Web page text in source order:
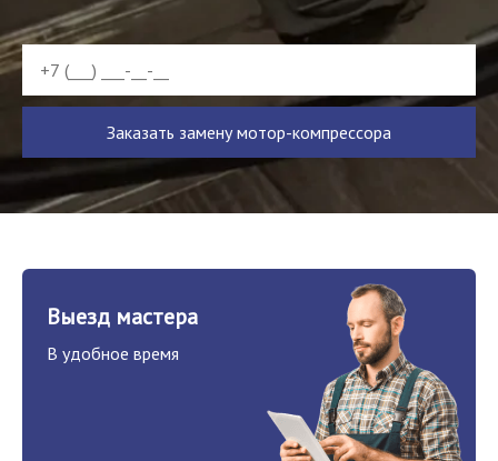
Заказать замену мотор-компрессора
Выезд мастера
В удобное время